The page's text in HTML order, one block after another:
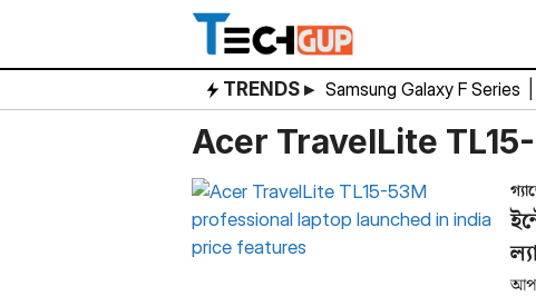
content
TRENDS ▸ Samsung Galaxy F Series
Acer TravelLite